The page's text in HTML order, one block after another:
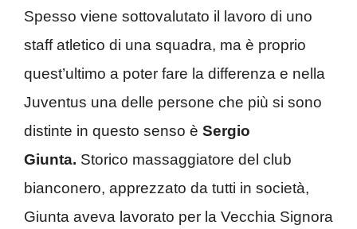
Spesso viene sottovalutato il lavoro di uno
staff atletico di una squadra, ma è proprio
quest’ultimo a poter fare la differenza e nella
Juventus una delle persone che più si sono
distinte in questo senso è Sergio
Giunta. Storico massaggiatore del club
bianconero, apprezzato da tutti in società,
Giunta aveva lavorato per la Vecchia Signora